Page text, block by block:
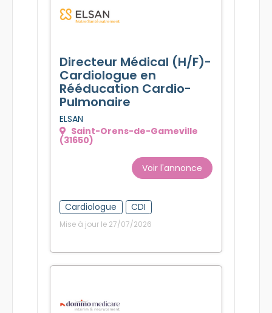
Directeur Médical (H/F)-
Cardiologue en
Rééducation Cardio-
Pulmonaire
ELSAN
Saint-Orens-de-Gameville
(31650)
Voir l'annonce
Cardiologue CDI
Mise à jour le 27/07/2026